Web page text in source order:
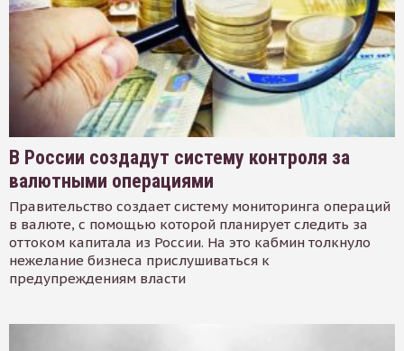
В России создадут систему контроля за
валютными операциями
Правительство создает систему мониторинга операций
в валюте, с помощью которой планирует следить за
оттоком капитала из России. На это кабмин толкнуло
нежелание бизнеса прислушиваться к
предупреждениям власти